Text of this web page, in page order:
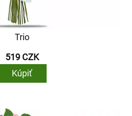
Trio
519 CZK
Kúpiť